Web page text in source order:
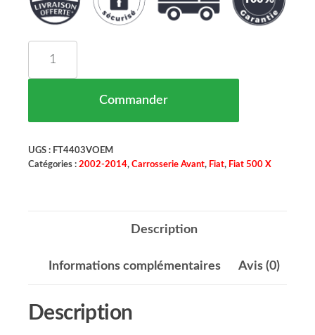
Commander
UGS : FT4403VOEM
Catégories : 2002-2014, Carrosserie Avant, Fiat, Fiat 500 X
Description
Informations complémentaires Avis (0)
Description